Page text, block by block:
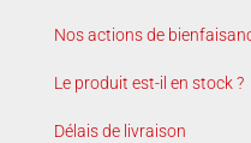
Nos actions de
Le produit est-il en stock ?
Délais de livraison